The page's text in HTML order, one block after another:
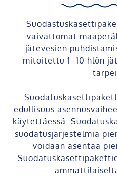
vaivattomat
jätevesien
mitoitettu 1–10 hlön
edullisuus
käytettäessä.
suodatusjärjestelmiä
voidaan asentaa